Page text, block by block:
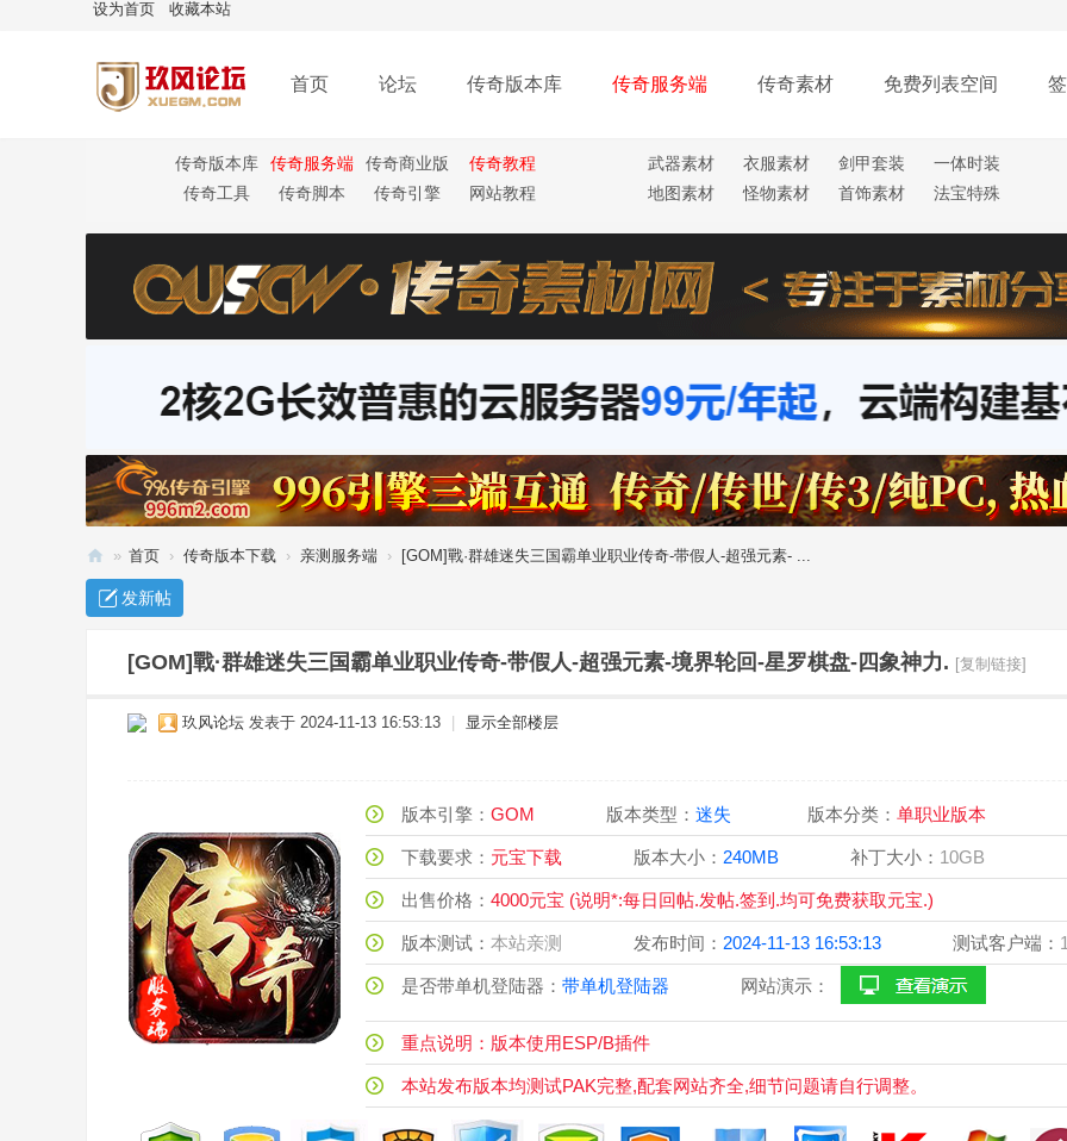
设为首页 收藏本站
首页 论坛 传奇版本库 传奇服务端 传奇素材 免费列表空间
传奇版本库 传奇服务端
传奇商业版
本
传奇教程
传奇工具
传奇脚本 传奇引擎 网站教程
武器素材 衣服素材 剑甲套装
一体时装
地图素材
怪物素材 首饰素材 法宝特殊
传
» 首页 › 传奇版本下载 › 亲测服务端 › [GOM]戰·群雄迷失三国霸单业职业传奇-带假人-超强元素- ...
发新帖
[GOM]戰·群雄迷失三国霸单业职业传奇-带假人-超强元素-境界轮回-星罗棋盘-四象神力. [复制链接]
玖风论坛 发表于 2024-11-13 16:53:13 显示全部楼层
版本引擎： GOM 版本类型： 迷失 版本分类： 单职业版本
下载要求： 元宝下载 版本大小： 240MB 补丁大小： 10GB
出售价格： 4000元宝 (说明*:每日回帖.发帖.签到.均可免费获取元宝.)
版本测试： 本站亲测 发布时间： 2024-11-13 16:53:13 测试客户端：
是否带单机登陆器： 带单机登陆器 网站演示：
重点说明：版本使用ESP/B插件
本站发布版本均测试PAK完整,配套网站齐全,细节问题请自行调整。